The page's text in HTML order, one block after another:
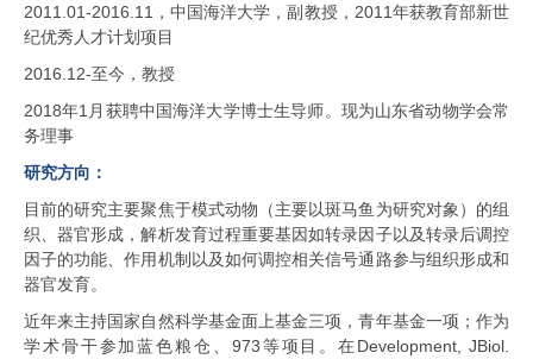
2011.01-2016.11，中国海洋大学，副教授，2011年获教育部新世
纪优秀人才计划项目
2016.12-至今，教授
2018年1月获聘中国海洋大学博士生导师。现为山东省动物学会常
务理事
研究方向：
目前的研究主要聚焦于模式动物（主要以斑马鱼为研究对象）的组
织、器官形成，解析发育过程重要基因如转录因子以及转录后调控
因子的功能、作用机制以及如何调控相关信号通路参与组织形成和
器官发育。
近年来主持国家自然科学基金面上基金三项，青年基金一项；作为
学术骨干参加蓝色粮仓、973等项目。在Development, JBiol.